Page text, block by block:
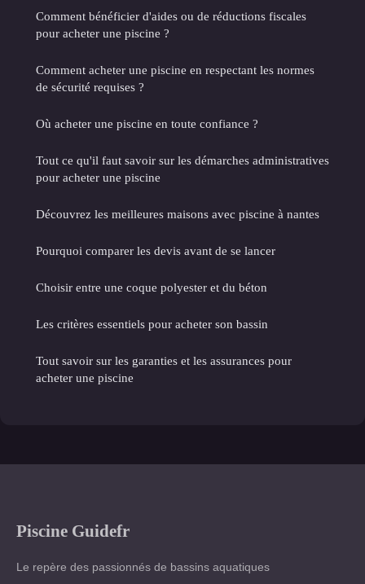
Comment bénéficier d'aides ou de réductions fiscales
pour acheter une piscine ?
Comment acheter une piscine en respectant les normes
de sécurité requises ?
Où acheter une piscine en toute confiance ?
Tout ce qu'il faut savoir sur les démarches administratives
pour acheter une piscine
Découvrez les meilleures maisons avec piscine à nantes
Pourquoi comparer les devis avant de se lancer
Choisir entre une coque polyester et du béton
Les critères essentiels pour acheter son bassin
Tout savoir sur les garanties et les assurances pour
acheter une piscine
Piscine Guidefr
Le repère des passionnés de bassins aquatiques